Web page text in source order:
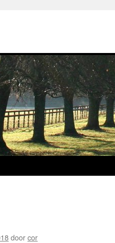
doorcor